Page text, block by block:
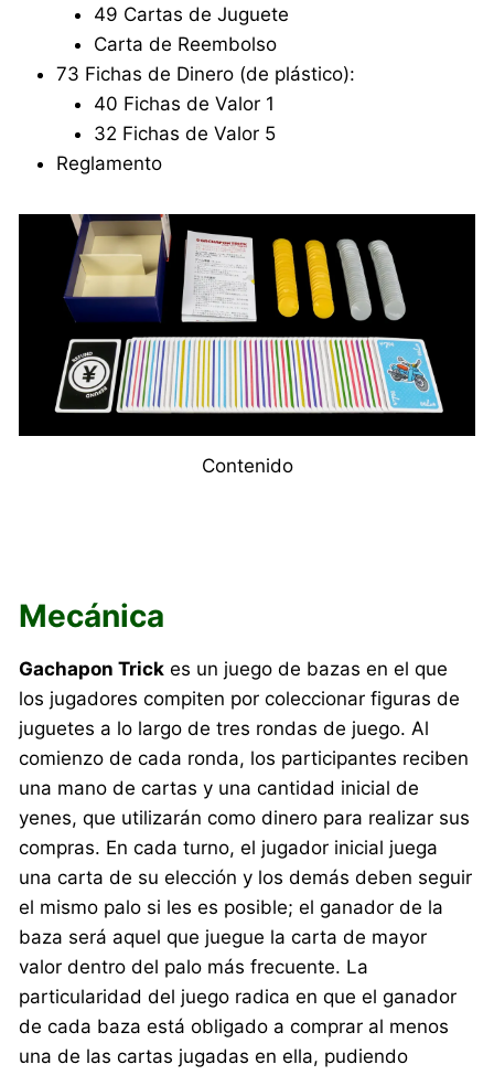
49 Cartas de Juguete
Carta de Reembolso
73 Fichas de Dinero (de plástico):
40 Fichas de Valor 1
32 Fichas de Valor 5
Reglamento
Contenido
Mecánica
Gachapon Trick es un juego de bazas en el que
los jugadores compiten por coleccionar figuras de
juguetes a lo largo de tres rondas de juego. Al
comienzo de cada ronda, los participantes reciben
una mano de cartas y una cantidad inicial de
yenes, que utilizarán como dinero para realizar sus
compras. En cada turno, el jugador inicial juega
una carta de su elección y los demás deben seguir
el mismo palo si les es posible; el ganador de la
baza será aquel que juegue la carta de mayor
valor dentro del palo más frecuente. La
particularidad del juego radica en que el ganador
de cada baza está obligado a comprar al menos
una de las cartas jugadas en ella, pudiendo